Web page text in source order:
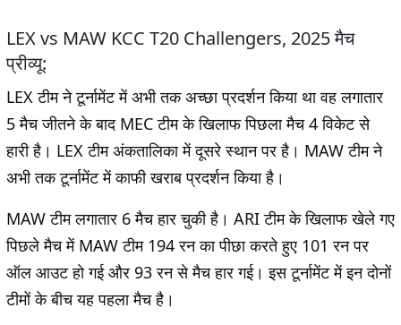
LEX vs MAW KCC T20 Challengers, 2025 मैच
प्रीव्यू:
LEX टीम ने टूर्नामेंट में अभी तक अच्छा प्रदर्शन किया था वह लगातार
5 मैच जीतने के बाद MEC टीम के खिलाफ पिछला मैच 4 विकेट से
हारी है। LEX टीम अंकतालिका में दूसरे स्थान पर है। MAW टीम ने
अभी तक टूर्नामेंट में काफी खराब प्रदर्शन किया है।
MAW टीम लगातार 6 मैच हार चुकी है। ARI टीम के खिलाफ खेले गए
पिछले मैच में MAW टीम 194 रन का पीछा करते हुए 101 रन पर
ऑल आउट हो गई और 93 रन से मैच हार गई। इस टूर्नामेंट में इन दोनों
टीमों के बीच यह पहला मैच है।